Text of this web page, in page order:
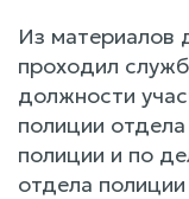
Из материалов
проходил
должности
полиции
полиции и по
отдела